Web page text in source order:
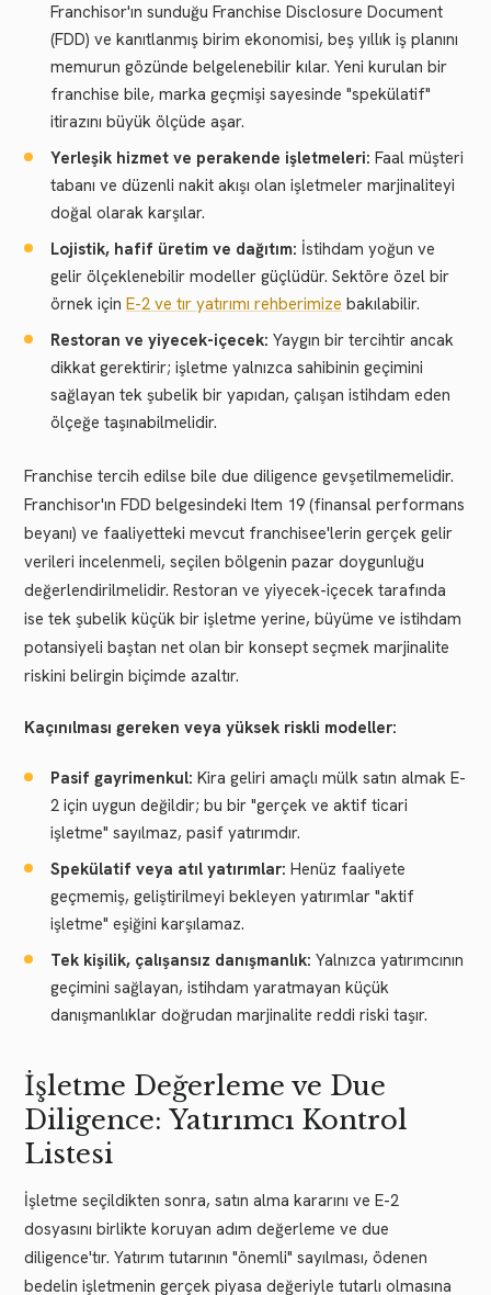
Franchisor'ın sunduğu Franchise Disclosure Document
(FDD) ve kanıtlanmış birim ekonomisi, beş yıllık iş planını
memurun gözünde belgelenebilir kılar. Yeni kurulan bir
franchise bile, marka geçmişi sayesinde "spekülatif"
itirazını büyük ölçüde aşar.
Yerleşik hizmet ve perakende işletmeleri: Faal müşteri
tabanı ve düzenli nakit akışı olan işletmeler marjinaliteyi
doğal olarak karşılar.
Lojistik, hafif üretim ve dağıtım: İstihdam yoğun ve
gelir ölçeklenebilir modeller güçlüdür. Sektöre özel bir
örnek için E-2 ve tır yatırımı rehberimize bakılabilir.
Restoran ve yiyecek-içecek: Yaygın bir tercihtir ancak
dikkat gerektirir; işletme yalnızca sahibinin geçimini
sağlayan tek şubelik bir yapıdan, çalışan istihdam eden
ölçeğe taşınabilmelidir.
Franchise tercih edilse bile due diligence gevşetilmemelidir.
Franchisor'ın FDD belgesindeki Item 19 (finansal performans
beyanı) ve faaliyetteki mevcut franchisee'lerin gerçek gelir
verileri incelenmeli, seçilen bölgenin pazar doygunluğu
değerlendirilmelidir. Restoran ve yiyecek-içecek tarafında
ise tek şubelik küçük bir işletme yerine, büyüme ve istihdam
potansiyeli baştan net olan bir konsept seçmek marjinalite
riskini belirgin biçimde azaltır.
Kaçınılması gereken veya yüksek riskli modeller:
Pasif gayrimenkul: Kira geliri amaçlı mülk satın almak E-
2 için uygun değildir; bu bir "gerçek ve aktif ticari
işletme" sayılmaz, pasif yatırımdır.
Spekülatif veya atıl yatırımlar: Henüz faaliyete
geçmemiş, geliştirilmeyi bekleyen yatırımlar "aktif
işletme" eşiğini karşılamaz.
Tek kişilik, çalışansız danışmanlık: Yalnızca yatırımcının
geçimini sağlayan, istihdam yaratmayan küçük
danışmanlıklar doğrudan marjinalite reddi riski taşır.
İşletme Değerleme ve Due
Diligence: Yatırımcı Kontrol
Listesi
İşletme seçildikten sonra, satın alma kararını ve E-2
dosyasını birlikte koruyan adım değerleme ve due
diligence'tır. Yatırım tutarının "önemli" sayılması, ödenen
bedelin işletmenin gerçek piyasa değeriyle tutarlı olmasına